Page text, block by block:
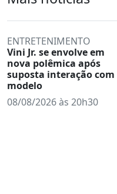
ENTRETENIMENTO
Vini Jr. se envolve em
nova polêmica após
suposta interação com
modelo
08/08/2026 às 20h30